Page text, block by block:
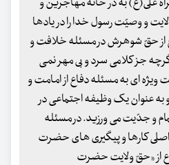
و وصیّت رسول خدا را در یادها
از حقّ شوهرش در مسئله خلافت و
جز کلامی سرد و بی مهر نمی
ویژه ای به مسئله دفاع از امامت و
عنوان یک وظیفه اجتماعی در
و جدّیت می ورزید. در مسئله
کارها و پیگیری های حضرت
از «حقّ ولایت حضرت